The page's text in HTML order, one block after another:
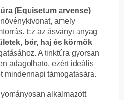
(Equisetum arvense)
amely
Ez az ásványi anyag
bőr, haj és körmök
A tinktúra gyorsan
adagolható, ezért ideális
mindennapi támogatására.
alkalmazott